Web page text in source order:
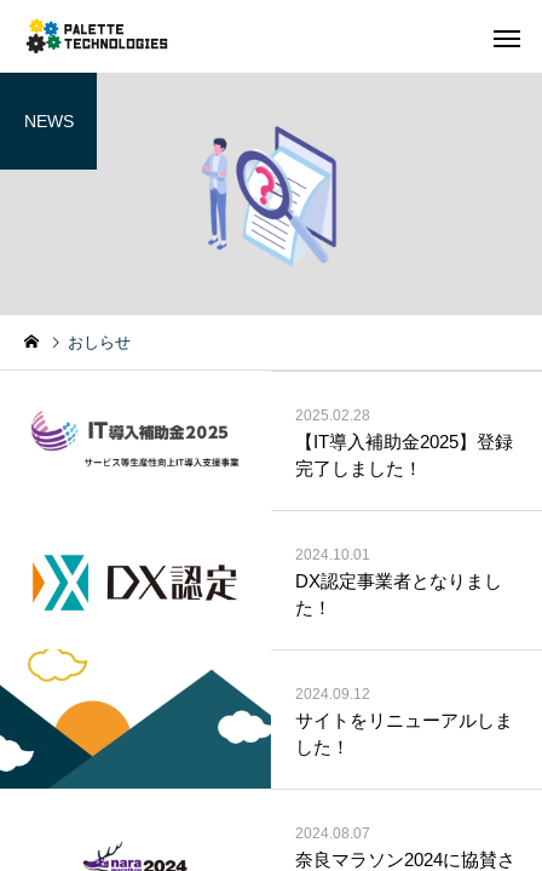
NEWS
おしらせ
2025.02.28
【IT導入補助金2025】登録
完了しました！
2024.10.01
DX認定事業者となりまし
た！
2024.09.12
サイトをリニューアルしま
した！
2024.08.07
奈良マラソン2024に協賛さ